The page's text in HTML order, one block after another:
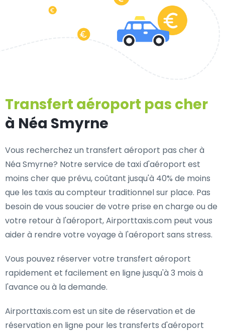
Transfert aéroport pas cher
à Néa Smyrne
Vous recherchez un transfert aéroport pas cher à
Néa Smyrne? Notre service de taxi d'aéroport est
moins cher que prévu, coûtant jusqu'à 40% de moins
que les taxis au compteur traditionnel sur place. Pas
besoin de vous soucier de votre prise en charge ou de
votre retour à l'aéroport, Airporttaxis.com peut vous
aider à rendre votre voyage à l'aéroport sans stress.
Vous pouvez réserver votre transfert aéroport
rapidement et facilement en ligne jusqu'à 3 mois à
l'avance ou à la demande.
Airporttaxis.com est un site de réservation et de
réservation en ligne pour les transferts d'aéroport